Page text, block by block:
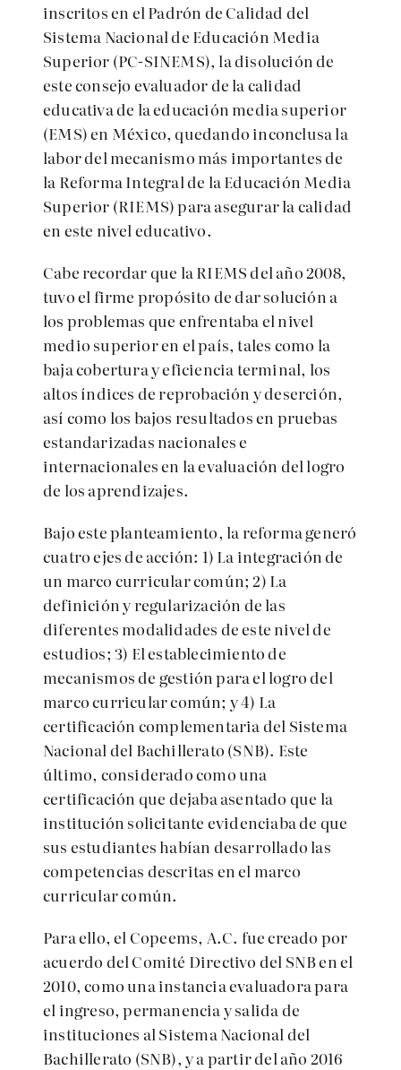
inscritos en el Padrón de Calidad del
Sistema Nacional de Educación Media
Superior (PC-SINEMS), la disolución de
este consejo evaluador de la calidad
educativa de la educación media superior
(EMS) en México, quedando inconclusa la
labor del mecanismo más importantes de
la Reforma Integral de la Educación Media
Superior (RIEMS) para asegurar la calidad
en este nivel educativo.
Cabe recordar que la RIEMS del año 2008,
tuvo el firme propósito de dar solución a
los problemas que enfrentaba el nivel
medio superior en el país, tales como la
baja cobertura y eficiencia terminal, los
altos índices de reprobación y deserción,
así como los bajos resultados en pruebas
estandarizadas nacionales e
internacionales en la evaluación del logro
de los aprendizajes.
Bajo este planteamiento, la reforma generó
cuatro ejes de acción: 1) La integración de
un marco curricular común; 2) La
definición y regularización de las
diferentes modalidades de este nivel de
estudios; 3) El establecimiento de
mecanismos de gestión para el logro del
marco curricular común; y 4) La
certificación complementaria del Sistema
Nacional del Bachillerato (SNB). Este
último, considerado como una
certificación que dejaba asentado que la
institución solicitante evidenciaba de que
sus estudiantes habían desarrollado las
competencias descritas en el marco
curricular común.
Para ello, el Copeems, A.C. fue creado por
acuerdo del Comité Directivo del SNB en el
2010, como una instancia evaluadora para
el ingreso, permanencia y salida de
instituciones al Sistema Nacional del
Bachillerato (SNB), y a partir del año 2016